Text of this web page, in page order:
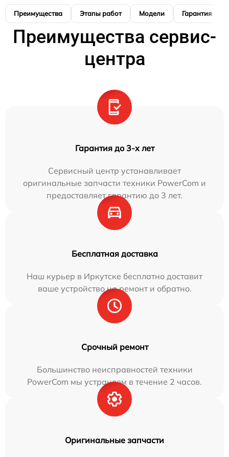
Преимущества Этапы работ Модели Гарантия
Преимущества сервис-
центра
Гарантия до 3-х лет
Сервисный центр устанавливает
оригинальные запчасти техники PowerCom и
предоставляет гарантию до 3 лет.
Бесплатная доставка
Наш курьер в Иркутске бесплатно доставит
ваше устройство на ремонт и обратно.
Срочный ремонт
Большинство неисправностей техники
PowerCom мы устраняем в течение 2 часов.
Оригинальные запчасти